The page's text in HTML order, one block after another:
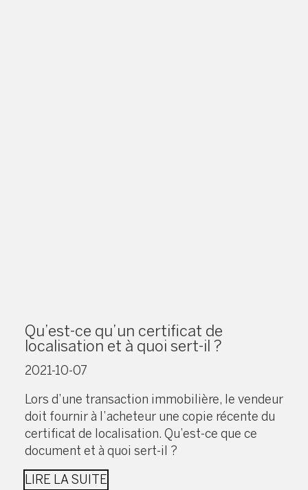
Qu’est-ce qu’un certificat de
localisation et à quoi sert-il ?
2021-10-07
Lors d’une transaction immobilière, le vendeur
doit fournir à l’acheteur une copie récente du
certificat de localisation. Qu’est-ce que ce
document et à quoi sert-il ?
LIRE LA SUITE